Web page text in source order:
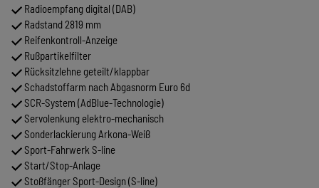
Radioempfang digital (DAB)
Radstand 2819 mm
Reifenkontroll-Anzeige
Rußpartikelfilter
Rücksitzlehne geteilt/klappbar
Schadstoffarm nach Abgasnorm Euro 6d
SCR-System (AdBlue-Technologie)
Servolenkung elektro-mechanisch
Sonderlackierung Arkona-Weiß
Sport-Fahrwerk S-line
Start/Stop-Anlage
Stoßfänger Sport-Design (S-line)